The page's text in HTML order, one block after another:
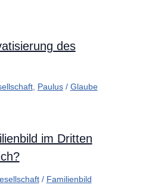
des
, Paulus/ Glaube
im Dritten
/ Familienbild